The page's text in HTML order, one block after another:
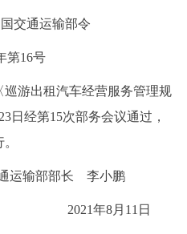
服务
政务
交通运输部令
第16号
游出租汽车经营服务管理规
日经第15次部务会议通过，
运输部部长 李小鹏
2021年8月11日